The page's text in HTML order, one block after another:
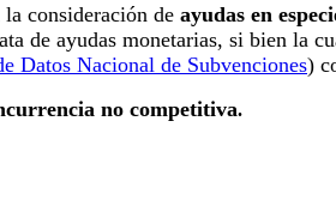
consideración de ayudas en
de ayudas monetarias, si bien la
Datos Nacional de Subvenciones)
no competitiva.